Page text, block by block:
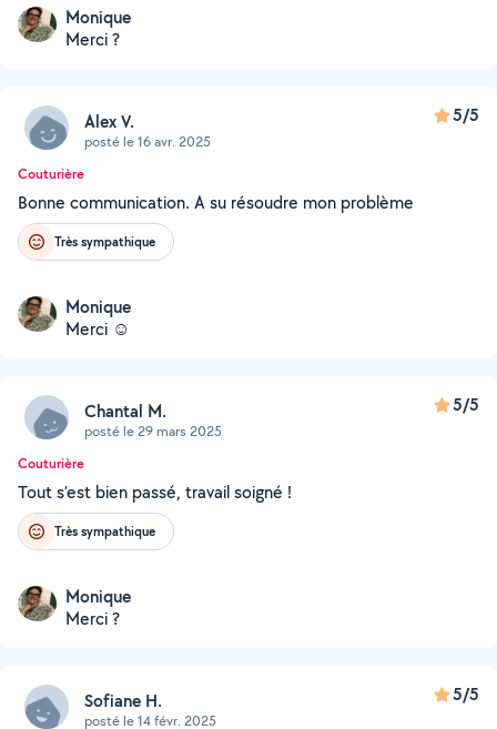
Monique
Merci ?
Alex V.
posté le 16 avr. 2025
5/5
Couturière
Bonne communication. A su résoudre mon problème
Très sympathique
Monique
Merci ☺️
Chantal M.
posté le 29 mars 2025
5/5
Couturière
Tout s’est bien passé, travail soigné !
Très sympathique
Monique
Merci ?
Sofiane H.
posté le 14 févr. 2025
5/5